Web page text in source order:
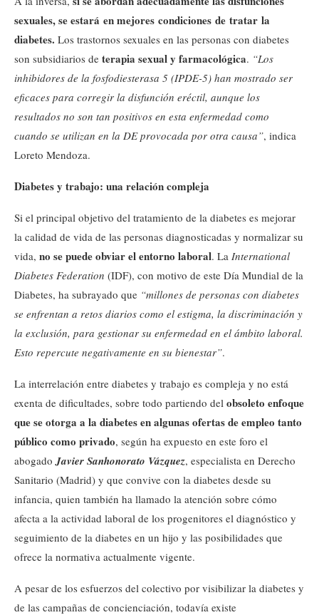
sexuales, se estará en mejores condiciones de tratar la
diabetes. Los trastornos sexuales en las personas con diabetes
son subsidiarios de terapia sexual y farmacológica. “Los
inhibidores de la fosfodiesterasa 5 (IPDE-5) han mostrado ser
eficaces para corregir la disfunción eréctil, aunque los
resultados no son tan positivos en esta enfermedad como
cuando se utilizan en la DE provocada por otra causa”, indica
Loreto Mendoza.
Diabetes y trabajo: una relación compleja
Si el principal objetivo del tratamiento de la diabetes es mejorar
la calidad de vida de las personas diagnosticadas y normalizar su
vida, no se puede obviar el entorno laboral. La International
Diabetes Federation (IDF), con motivo de este Día Mundial de la
Diabetes, ha subrayado que “millones de personas con diabetes
se enfrentan a retos diarios como el estigma, la discriminación y
la exclusión, para gestionar su enfermedad en el ámbito laboral.
Esto repercute negativamente en su bienestar”.
La interrelación entre diabetes y trabajo es compleja y no está
exenta de dificultades, sobre todo partiendo del obsoleto enfoque
que se otorga a la diabetes en algunas ofertas de empleo tanto
público como privado, según ha expuesto en este foro el
abogado Javier Sanhonorato Vázquez, especialista en Derecho
Sanitario (Madrid) y que convive con la diabetes desde su
infancia, quien también ha llamado la atención sobre cómo
afecta a la actividad laboral de los progenitores el diagnóstico y
seguimiento de la diabetes en un hijo y las posibilidades que
ofrece la normativa actualmente vigente.
A pesar de los esfuerzos del colectivo por visibilizar la diabetes y
de las campañas de concienciación, todavía existe